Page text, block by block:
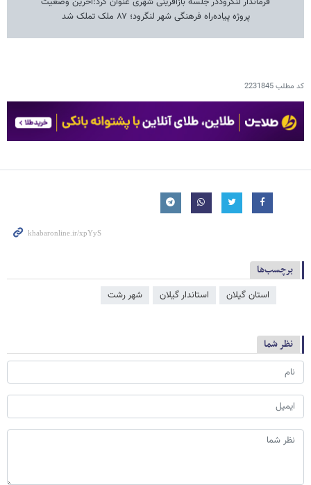
پروژه پیاده‌راه فرهنگی شهر لنگرود؛ ۸۷ ملک تملک شد
کد مطلب2231845
برچسب‌ها
استان گیلان استاندار گیلان شهر رشت
نظر شما